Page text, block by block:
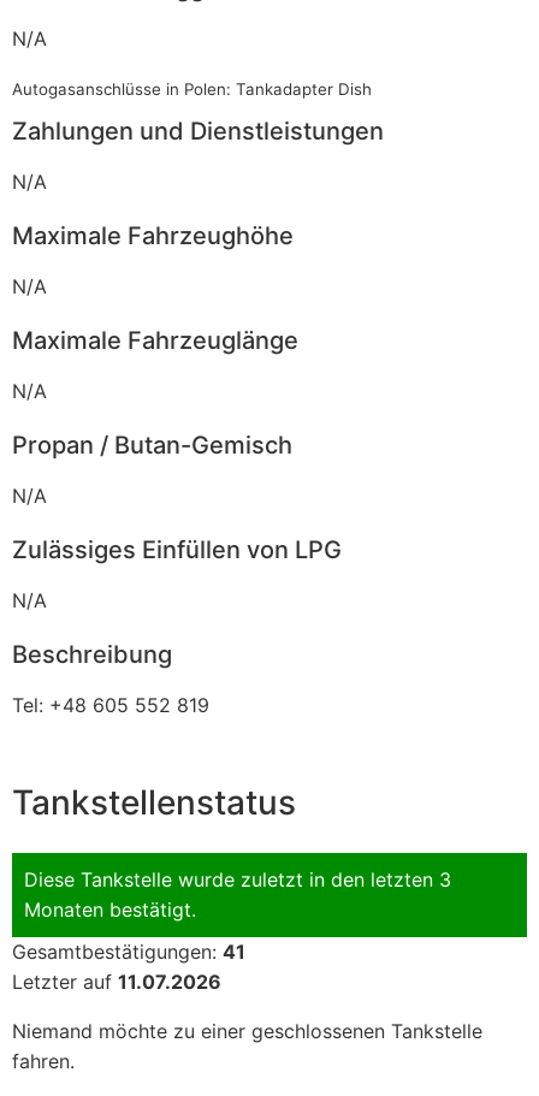
N/A
Autogasanschlüsse in Polen: Tankadapter Dish
Zahlungen und Dienstleistungen
N/A
Maximale Fahrzeughöhe
N/A
Maximale Fahrzeuglänge
N/A
Propan / Butan-Gemisch
N/A
Zulässiges Einfüllen von LPG
N/A
Beschreibung
Tel: +48 605 552 819
Tankstellenstatus
Diese Tankstelle wurde zuletzt in den letzten 3
Monaten bestätigt.
Gesamtbestätigungen: 41
Letzter auf 11.07.2026
Niemand möchte zu einer geschlossenen Tankstelle
fahren.